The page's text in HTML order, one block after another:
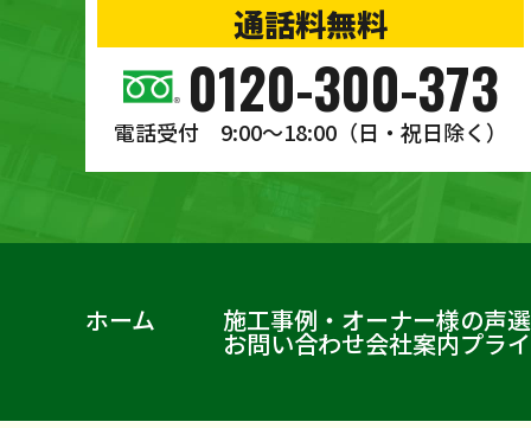
通話料無料
0120-300-373
電話受付 9:00〜18:00 （日・祝日除く）
ホーム 施工事例・オーナー様の声
お問い合わせ会社案内プラ